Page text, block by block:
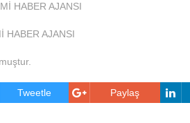
HABER AJANSI
HABER AJANSI
Tweetle Paylaş